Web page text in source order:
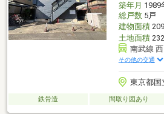
築年月 1989
総戸数5戸
建物面積
土地面積
南武線
その他の交通
東京都国
鉄骨造 間取り図あり